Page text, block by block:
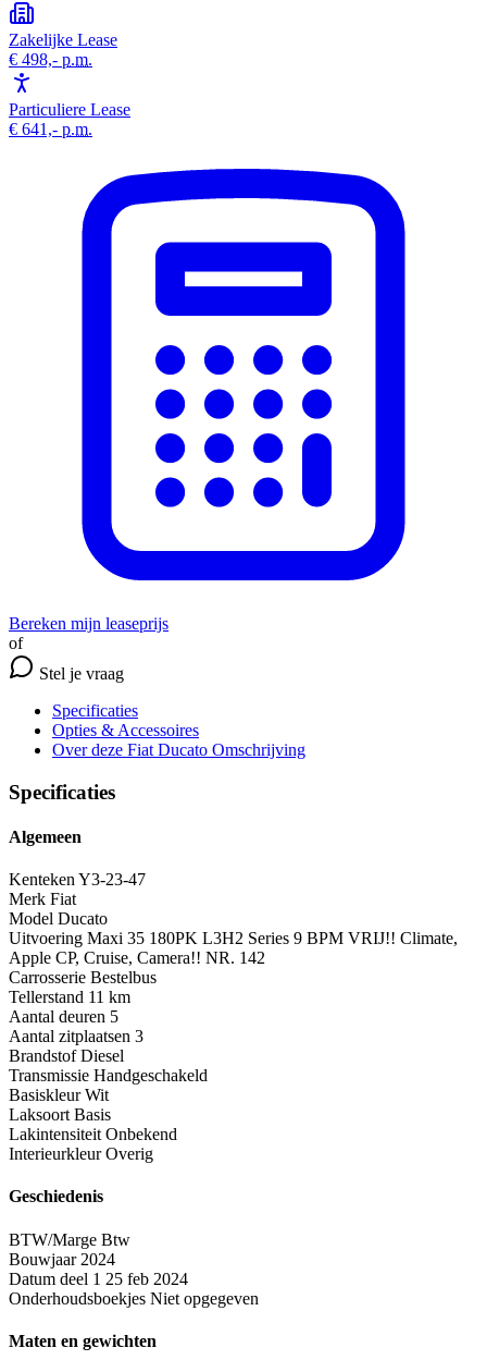
Zakelijke Lease
€ 498,- p.m.
Particuliere Lease
€ 641,- p.m.
Bereken mijn leaseprijs
of
Stel je vraag
Specificaties
Opties & Accessoires
Over deze Fiat Ducato Omschrijving
Specificaties
Algemeen
Kenteken Y3-23-47
Merk Fiat
Model Ducato
Uitvoering Maxi 35 180PK L3H2 Series 9 BPM VRIJ!! Climate,
Apple CP, Cruise, Camera!! NR. 142
Carrosserie Bestelbus
Tellerstand 11 km
Aantal deuren 5
Aantal zitplaatsen 3
Brandstof Diesel
Transmissie Handgeschakeld
Basiskleur Wit
Laksoort Basis
Lakintensiteit Onbekend
Interieurkleur Overig
Geschiedenis
BTW/Marge Btw
Bouwjaar 2024
Datum deel 1 25 feb 2024
Onderhoudsboekjes Niet opgegeven
Maten en gewichten